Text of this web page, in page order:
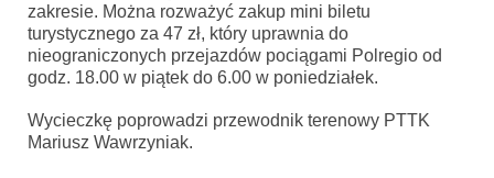
zakresie. Można rozważyć zakup mini biletu
turystycznego za 47 zł, który uprawnia do
nieograniczonych przejazdów pociągami Polregio od
godz. 18.00 w piątek do 6.00 w poniedziałek.
Wycieczkę poprowadzi przewodnik terenowy PTTK
Mariusz Wawrzyniak.